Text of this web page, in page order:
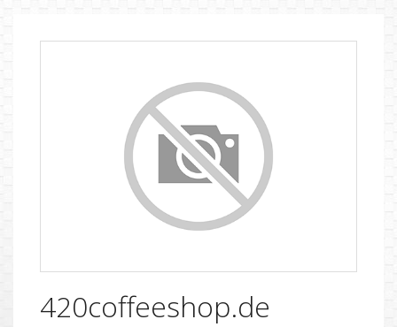
420coffeeshop.de